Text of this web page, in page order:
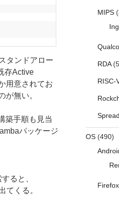
タンドアロー
存Active
用意されてお
が無い。
築手順も見当
パッケージ
ると、
てくる。
MIPS
RDA
RISC-
OS(490)